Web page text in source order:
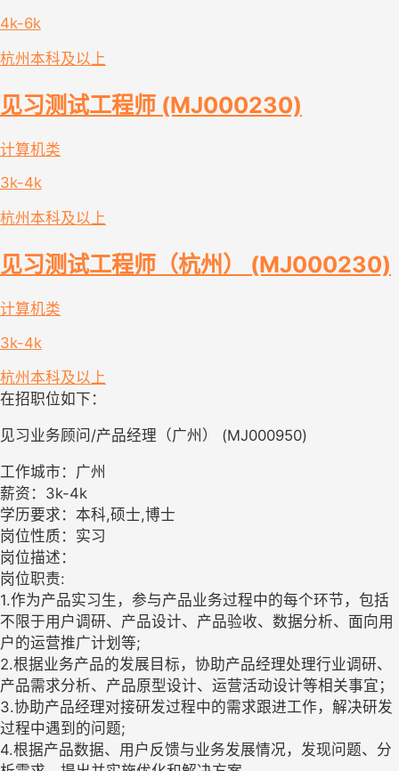
4k-6k
杭州 本科及以上
见习测试工程师 (MJ000230)
计算机类
3k-4k
杭州 本科及以上
见习测试工程师（杭州） (MJ000230)
计算机类
3k-4k
杭州 本科及以上
在招职位如下：
见习业务顾问/产品经理（广州） (MJ000950)
工作城市：广州
薪资：3k-4k
学历要求：本科,硕士,博士
岗位性质：实习
岗位描述：
岗位职责:
1.作为产品实习生，参与产品业务过程中的每个环节，包括
不限于用户调研、产品设计、产品验收、数据分析、面向用
户的运营推广计划等;
2.根据业务产品的发展目标，协助产品经理处理行业调研、
产品需求分析、产品原型设计、运营活动设计等相关事宜；
3.协助产品经理对接研发过程中的需求跟进工作，解决研发
过程中遇到的问题;
4.根据产品数据、用户反馈与业务发展情况，发现问题、分